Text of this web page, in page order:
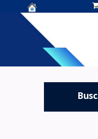
Centro de
OLADE -